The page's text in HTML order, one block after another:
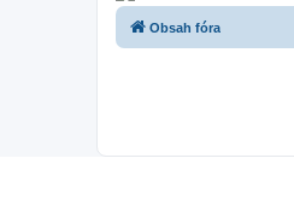
Obsah fóra